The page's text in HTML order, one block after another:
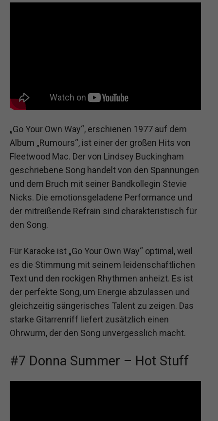
„Go Your Own Way“, erschienen 1977 auf dem
Album „Rumours“, ist einer der großen Hits von
Fleetwood Mac. Der von Lindsey Buckingham
geschriebene Song handelt von den Spannungen
und dem Bruch mit seiner Bandkollegin Stevie
Nicks. Die emotionsgeladene Performance und
der mitreißende Refrain sind charakteristisch für
den Song.
Für Karaoke ist „Go Your Own Way“ optimal, weil
es die Stimmung mit seinem leidenschaftlichen
Text und den rockigen Rhythmen anheizt. Es ist
der perfekte Song, um Energie abzulassen und
gleichzeitig sängerisches Talent zu zeigen. Das
starke Gitarrenriff liefert zusätzlich einen
Ohrwurm, der den Song unvergesslich macht.
#7 Donna Summer – Hot Stuff